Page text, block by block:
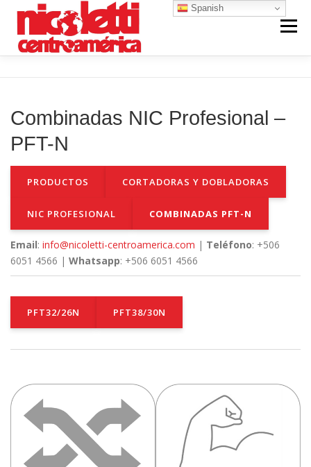
contenido
Menú
CONTACTO NOSOTROS
Combinadas NIC Profesional –
PFT-N
PRODUCTOS CORTADORAS Y DOBLADORAS
NIC PROFESIONAL COMBINADAS PFT-N
Email: info@nicoletti-centroamerica.com | Teléfono: +506
6051 4566 | Whatsapp: +506 6051 4566
PFT32/26N PFT38/30N
Spanish